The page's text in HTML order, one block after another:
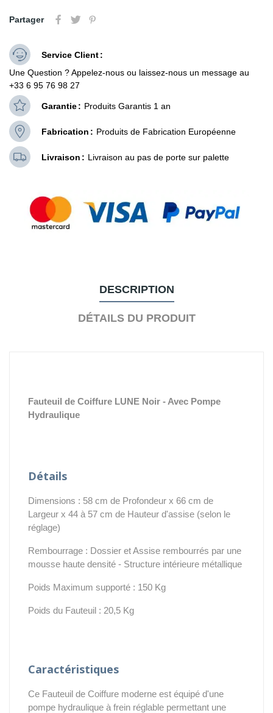
Partager
Service Client
Une Question ? Appelez-nous ou laissez-nous un message au
+33 6 95 76 98 27
Garantie Produits Garantis 1 an
Fabrication Produits de Fabrication Européenne
Livraison Livraison au pas de porte sur palette
DESCRIPTION
DÉTAILS DU PRODUIT
Fauteuil de Coiffure LUNE Noir - Avec Pompe
Hydraulique
Détails
Dimensions : 58 cm de Profondeur x 66 cm de
Largeur x 44 à 57 cm de Hauteur d'assise (selon le
réglage)
Rembourrage : Dossier et Assise rembourrés par une
mousse haute densité - Structure intérieure métallique
Poids Maximum supporté : 150 Kg
Poids du Fauteuil : 20,5 Kg
Caractéristiques
Ce Fauteuil de Coiffure moderne est équipé d'une
pompe hydraulique à frein réglable permettant une